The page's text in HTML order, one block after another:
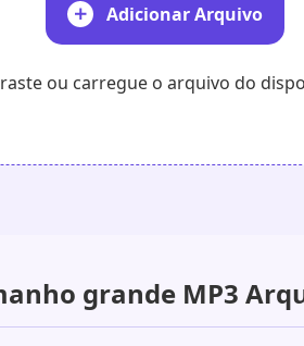
Adicionar Arquivo
ou carregue o arquivo do
grande MP3